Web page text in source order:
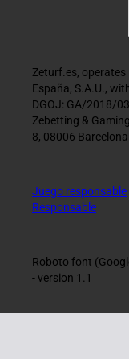
Zeturf.es, operates
España, S.A.U.,
DGOJ: GA/2018/
Zebetting &
8, 08006
Juego responsable
Responsable
Roboto font
- version 1.1